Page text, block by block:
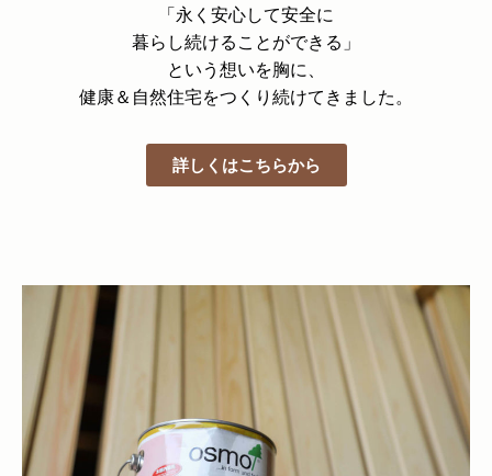
「永く安心して安全に
暮らし続けることができる」
という想いを胸に、
健康＆自然住宅をつくり続けてきました。
詳しくはこちらから